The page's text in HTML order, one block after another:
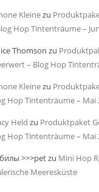
Kleinezu
Hop Tintenträume –
Thomson zu
– Blog Hop
Kleinezu
Hop Tintenträume – Mai
Held zu Produktpaket
Hop Tintenträume – Mai
>>>petzu Mini Hop
Meeresküste